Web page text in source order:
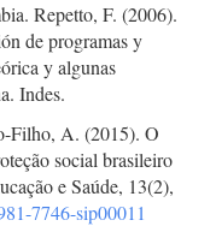
Repetto, F. (2006).
de programas y
y algunas
Indes.
Filho, A. (2015). O
social brasileiro
e Saúde, 13(2),
7746-sip00011